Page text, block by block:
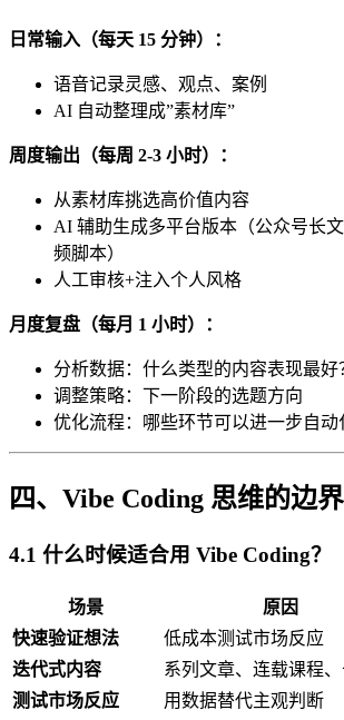
日常输入（每天 15 分钟）：
语音记录灵感、观点、案例
AI 自动整理成”素材库”
周度输出（每周 2-3 小时）：
从素材库挑选高价值内容
AI 辅助生成多平台版本（公众号长
频脚本）
人工审核+注入个人风格
月度复盘（每月 1 小时）：
分析数据：什么类型的内容表现最好
调整策略：下一阶段的选题方向
优化流程：哪些环节可以进一步自动
四、Vibe Coding 思维的边
4.1 什么时候适合用 Vibe Coding？
场景
原因
快速验证想法
低成本测试市场反应
迭代式内容
系列文章、连载课程
测试市场反应
用数据替代主观判断